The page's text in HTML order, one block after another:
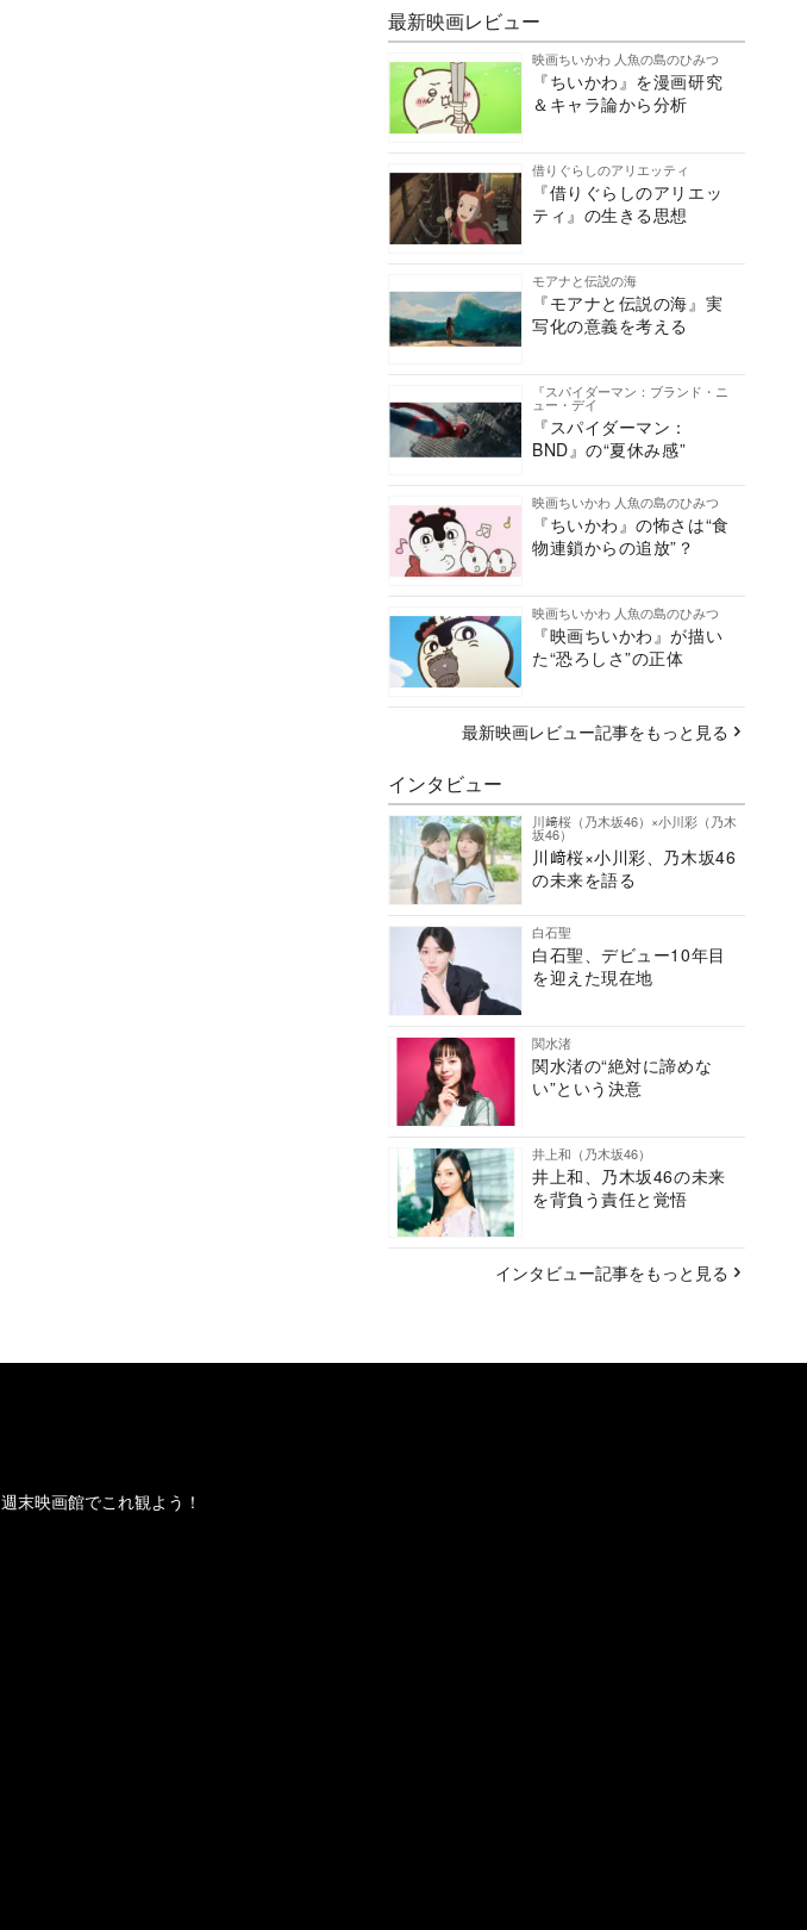
最新映画レビュー
映画ちいかわ 人魚の島のひみつ
『ちいかわ』を漫画研究
＆キャラ論から分析
借りぐらしのアリエッティ
『借りぐらしのアリエッ
ティ』の生きる思想
モアナと伝説の海
『モアナと伝説の海』実
写化の意義を考える
『スパイダーマン：ブランド・ニ
ュー・デイ
『スパイダーマン：
BND』の“夏休み感”
映画ちいかわ 人魚の島のひみつ
『ちいかわ』の怖さは“食
物連鎖からの追放”？
映画ちいかわ 人魚の島のひみつ
『映画ちいかわ』が描い
た“恐ろしさ”の正体
最新映画レビュー記事をもっと見る
インタビュー
川﨑桜（乃木坂46）×小川彩（乃木
坂46）
川﨑桜×小川彩、乃木坂46
の未来を語る
白石聖
白石聖、デビュー10年目
を迎えた現在地
関水渚
関水渚の“絶対に諦めな
い”という決意
井上和（乃木坂46）
井上和、乃木坂46の未来
を背負う責任と覚悟
インタビュー記事をもっと見る
週末映画館でこれ観よう！